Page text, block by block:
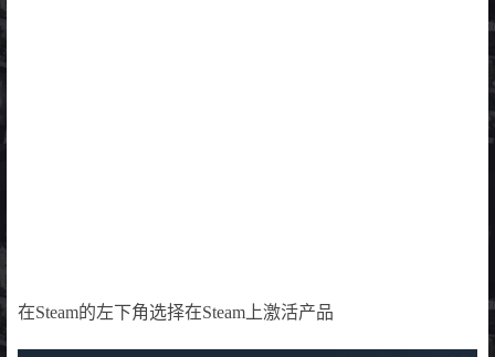
在Steam的左下角选择在Steam上激活产品